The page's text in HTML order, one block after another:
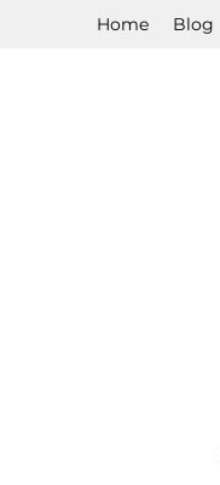
Home Blog